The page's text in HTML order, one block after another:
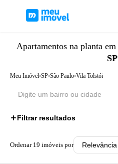
Apartamentos na planta em
SP
Meu Imóvel›SP›São Paulo›Vila Tolstói
Filtrar resultados
Ordenar 19 imóveis por Relevância